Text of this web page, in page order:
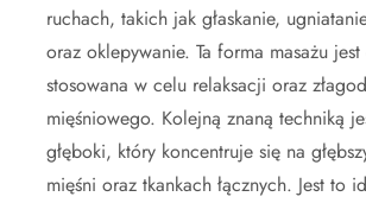
ruchach, takich jak głaskanie,
oraz oklepywanie. Ta forma masażu jest
stosowana w celu relaksacji oraz
mięśniowego. Kolejną znaną techniką
głęboki, który koncentruje się na
mięśni oraz tkankach łącznych. Jest to